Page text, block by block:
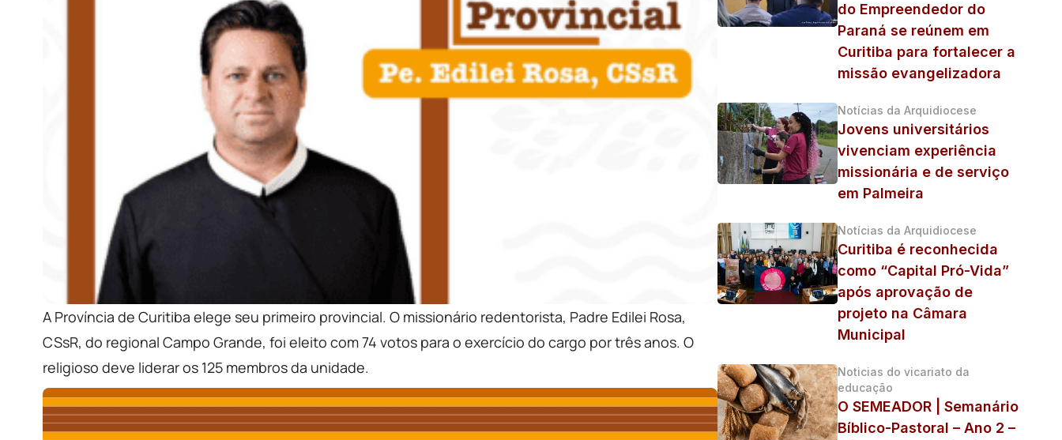
A Província de Curitiba elege seu primeiro provincial. O missionário redentorista, Padre Edilei Rosa,
CSsR, do regional Campo Grande, foi eleito com 74 votos para o exercício do cargo por três anos. O
religioso deve liderar os 125 membros da unidade.
do Empreendedor do
Paraná se reúnem em
Curitiba para fortalecer a
missão evangelizadora
Notícias da Arquidiocese
Jovens universitários
vivenciam experiência
missionária e de serviço
em Palmeira
Notícias da Arquidiocese
Curitiba é reconhecida
como “Capital Pró-Vida”
após aprovação de
projeto na Câmara
Municipal
Noticias do vicariato da
educação
O SEMEADOR | Semanário
Bíblico-Pastoral – Ano 2 –